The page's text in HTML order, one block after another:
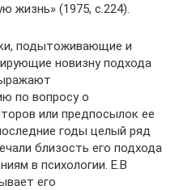
жизнь» (1975, с.224).
подытоживающие и
новизну подхода
по вопросу о
или предпосылок ее
годы целый ряд
близость его подхода
в психологии. Е.В
его